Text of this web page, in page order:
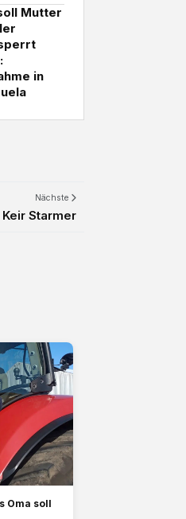
Mutter
in
Nächste
Starmer
Oma soll